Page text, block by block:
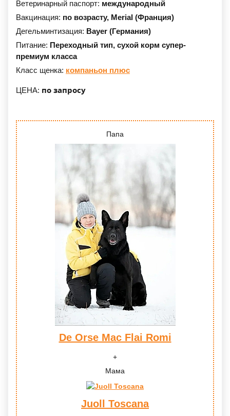
Ветеринарный паспорт: международный
Вакцинация: по возрасту, Merial (Франция)
Дегельминтизация: Bayer (Германия)
Питание: Переходный тип, сухой корм супер-
премиум класса
Класс щенка: компаньон плюс
ЦЕНА: по запросу
Папа
De Orse Mac Flai Romi
Мама
Juoll Toscana